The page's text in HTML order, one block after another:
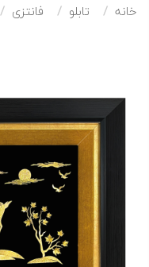
خانه تابلو فانتزی